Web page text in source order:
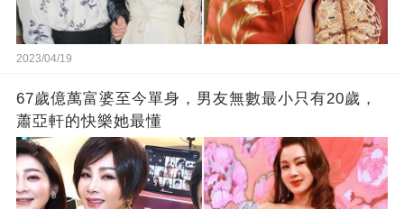
2023/04/19
67歲億萬富婆至今單身，男友無數最小只有20歲，
蕭亞軒的快樂她最懂